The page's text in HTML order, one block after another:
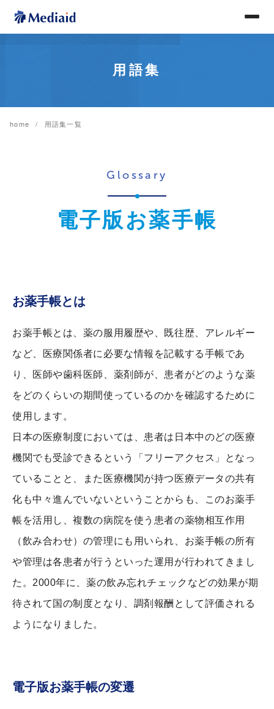
用語集
home 用語集一覧
Glossary
電子版お薬手帳
お薬手帳とは
お薬手帳とは、薬の服用履歴や、既往歴、アレルギー
など、医療関係者に必要な情報を記載する手帳であ
り、医師や歯科医師、薬剤師が、患者がどのような薬
をどのくらいの期間使っているのかを確認するために
使用します。
日本の医療制度においては、患者は日本中のどの医療
機関でも受診できるという「フリーアクセス」となっ
ていることと、また医療機関が持つ医療データの共有
化も中々進んでいないということからも、このお薬手
帳を活用し、複数の病院を使う患者の薬物相互作用
（飲み合わせ）の管理にも用いられ、お薬手帳の所有
や管理は各患者が行うといった運用が行われてきまし
た。2000年に、薬の飲み忘れチェックなどの効果が期
待されて国の制度となり、調剤報酬として評価される
ようになりました。
電子版お薬手帳の変遷